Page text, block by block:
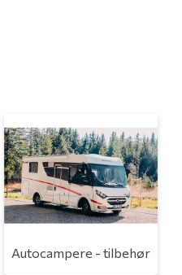
Autocampere - tilbehør